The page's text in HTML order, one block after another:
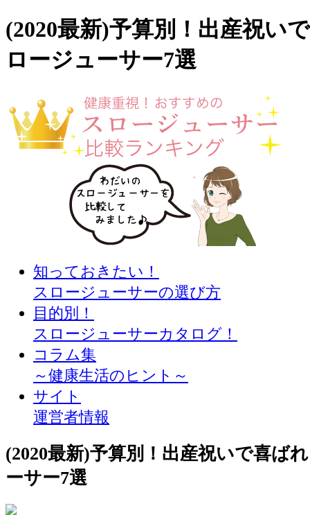
(2020最新)予算別！出産祝い
ロージューサー7選
知っておきたい！
スロージューサーの選び方
目的別！
スロージューサーカタログ！
コラム集
～健康生活のヒント～
サイト
運営者情報
(2020最新)予算別！出産祝いで喜ば
ーサー7選